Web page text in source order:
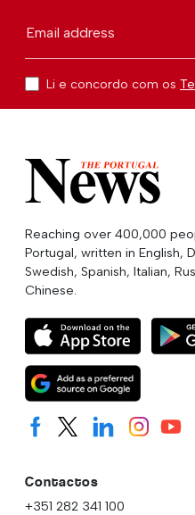
Email address
Li e concordo com os
Reaching over 400,000
Portugal, written in English,
Swedish, Spanish, Italian,
Chinese.
Contactos
+351 282 341 100